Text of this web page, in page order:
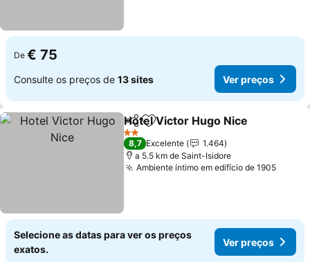
De € 75
Consulte os preços de 13 sites Ver preços
PartilharAdicionar aos favoritos
Hotel Victor Hugo Nice
2 Estrelas
8,7 Excelente
1.464
a 5.5 km de Saint-Isidore
Ambiente íntimo em edifício de 1905Ver
Selecione as datas para ver os preços
exatos.
Ver preços